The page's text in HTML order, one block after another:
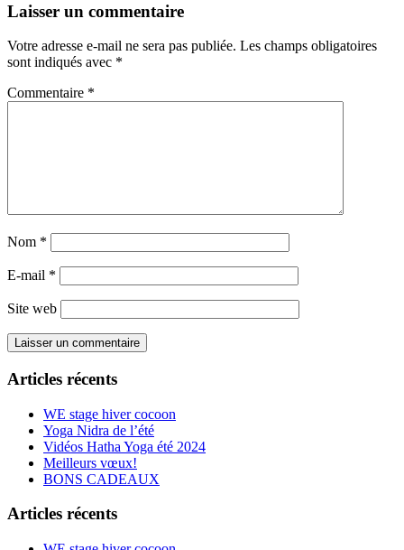
Laisser un commentaire
Votre adresse e-mail ne sera pas publiée. Les champs obligatoires
sont indiqués avec *
Commentaire *
Nom *
E-mail *
Site web
Articles récents
WE stage hiver cocoon
Yoga Nidra de l’été
Vidéos Hatha Yoga été 2024
Meilleurs vœux!
BONS CADEAUX
Articles récents